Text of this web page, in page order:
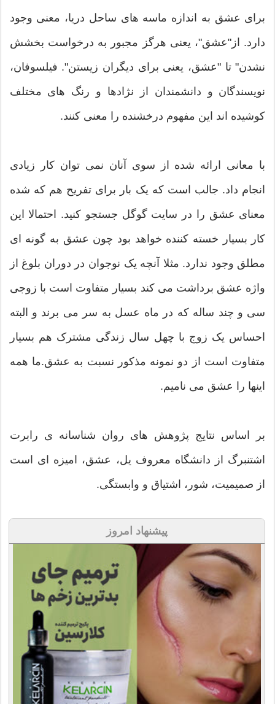
برای عشق به اندازه ماسه های ساحل دریا، معنی وجود
دارد. از"عشق"، یعنی هرگز مجبور به درخواست بخشش
نشدن" تا "عشق، یعنی برای دیگران زیستن". فیلسوفان،
نویسندگان و دانشمندان از نژادها و رنگ های مختلف
کوشیده اند این مفهوم درخشنده را معنی کنند.
با معانی ارائه شده از سوی آنان نمی توان کار زیادی
انجام داد. جالب است که یک بار برای تفریح هم که شده
معنای عشق را در سایت گوگل جستجو کنید. احتمالا این
کار بسیار خسته کننده خواهد بود چون عشق به گونه ای
مطلق وجود ندارد. مثلا آنچه یک نوجوان در دوران بلوغ از
واژه عشق برداشت می کند بسیار متفاوت است با زوجی
سی و چند ساله که در ماه عسل به سر می برند و البته
احساس یک زوج با چهل سال زندگی مشترک هم بسیار
متفاوت است از دو نمونه مذکور نسبت به عشق.ما همه
اینها را عشق می نامیم.
بر اساس نتایج پژوهش های روان شناسانه ی رابرت
اشتنبرگ از دانشگاه معروف یل، عشق، امیزه ای است
از صمیمیت، شور، اشتیاق و وابستگی.
پیشنهاد امروز